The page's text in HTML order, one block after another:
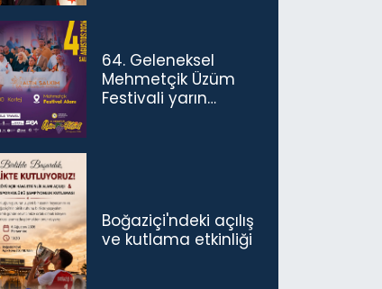
64. Geleneksel
Mehmetçik Üzüm
Festivali yarın
Boğaziçi'ndeki açılış
ve kutlama etkinliği